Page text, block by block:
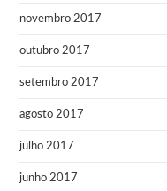
novembro 2017
outubro 2017
setembro 2017
agosto 2017
julho 2017
junho 2017